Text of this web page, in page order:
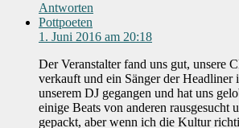
Antworten
Pottpoeten
1. Juni 2016 am 20:18
Der Veranstalter fand uns gut, unsere
verkauft und ein Sänger der Headliner
unserem DJ gegangen und hat uns
einige Beats von anderen rausgesucht
gepackt, aber wenn ich die Kultur